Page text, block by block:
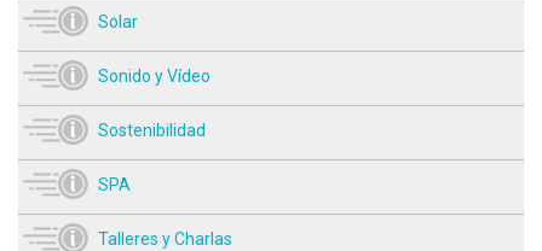
Solar
Sonido y Vídeo
Sostenibilidad
SPA
Talleres y Charlas